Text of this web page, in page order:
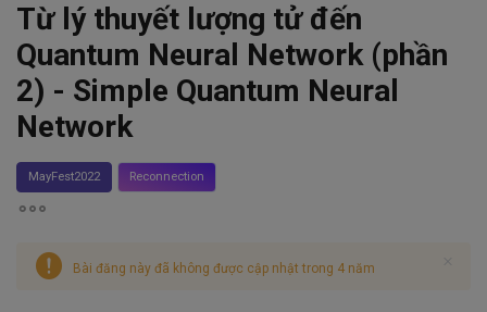
Từ lý thuyết lượng tử đến
Quantum Neural Network (phần
2) - Simple Quantum Neural
Network
MayFest2022 Reconnection
Bài đăng này đã không được cập nhật trong 4 năm